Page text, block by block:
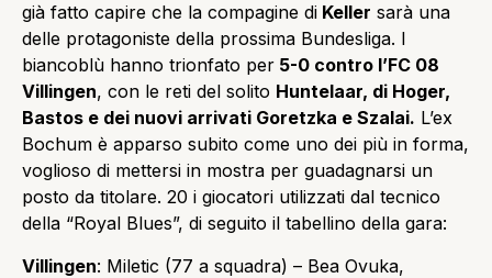
già fatto capire che la compagine di Keller sarà una
delle protagoniste della prossima Bundesliga. I
biancoblù hanno trionfato per 5-0 contro l’FC 08
Villingen, con le reti del solito Huntelaar, di Hoger,
Bastos e dei nuovi arrivati Goretzka e Szalai. L’ex
Bochum è apparso subito come uno dei più in forma,
voglioso di mettersi in mostra per guadagnarsi un
posto da titolare. 20 i giocatori utilizzati dal tecnico
della “Royal Blues”, di seguito il tabellino della gara:
Villingen: Miletic (77 a squadra) – Bea Ovuka,